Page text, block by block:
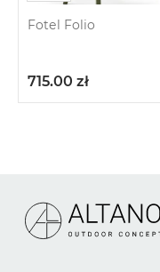
Fotel Folio
715.00 zł